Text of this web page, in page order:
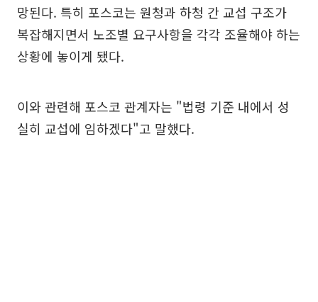
망된다. 특히 포스코는 원청과 하청 간 교섭 구조가
복잡해지면서 노조별 요구사항을 각각 조율해야 하는
상황에 놓이게 됐다.
이와 관련해 포스코 관계자는 "법령 기준 내에서 성
실히 교섭에 임하겠다"고 말했다.